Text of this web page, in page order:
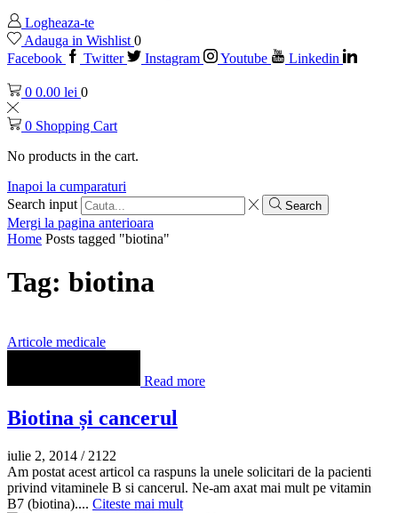
Logheaza-te
Adauga in Wishlist 0
Facebook
Twitter Instagram Youtube Linkedin
0 0.00 lei 0
0 Shopping Cart
No products in the cart.
Inapoi la cumparaturi
Search input
Search
Mergi la pagina anterioara
Home Posts tagged "biotina"
Tag: biotina
Articole medicale
Read more
Biotina și cancerul
iulie 2, 2014 / 2122
Am postat acest articol ca raspuns la unele solicitari de la pacienti
privind vitaminele B si cancerul. Ne-am axat mai mult pe vitamin
B7 (biotina).... Citeste mai mult